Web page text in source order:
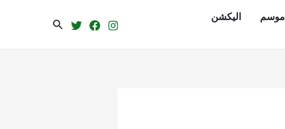
موسم
الیکشن
Search